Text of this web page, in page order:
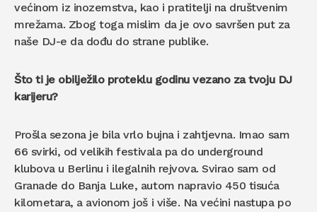
većinom iz inozemstva, kao i pratitelji na društvenim
mrežama. Zbog toga mislim da je ovo savršen put za
naše DJ-e da dođu do strane publike.
Što ti je obilježilo proteklu godinu vezano za tvoju DJ
karijeru?
Prošla sezona je bila vrlo bujna i zahtjevna. Imao sam
66 svirki, od velikih festivala pa do underground
klubova u Berlinu i ilegalnih rejvova. Svirao sam od
Granade do Banja Luke, autom napravio 450 tisuća
kilometara, a avionom još i više. Na većini nastupa po